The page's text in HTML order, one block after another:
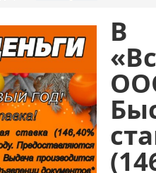
В